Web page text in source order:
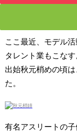
ここ最近、モデル活
タレント業もこな
出始秋元梢めの頃
た。
有名アスリートの子